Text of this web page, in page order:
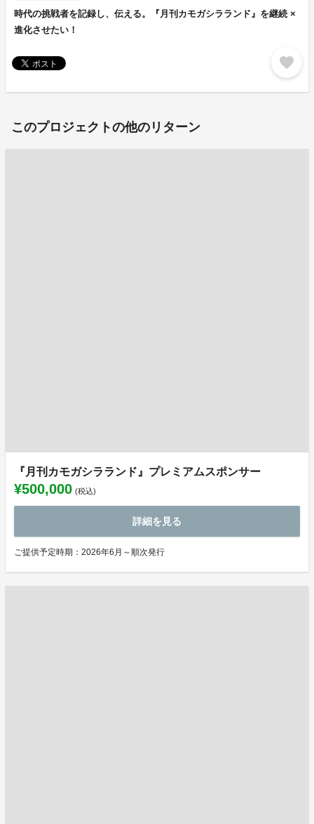
時代の挑戦者を記録し、伝える。『月刊カモガシラランド』を継続 ×
進化させたい！
favorite
このプロジェクトの他のリターン
『月刊カモガシラランド』プレミアムスポンサー
¥500,000 (税込)
詳細を見る
ご提供予定時期：2026年6月～順次発行